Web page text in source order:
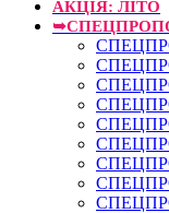
АКЦІЯ: ЛІТО